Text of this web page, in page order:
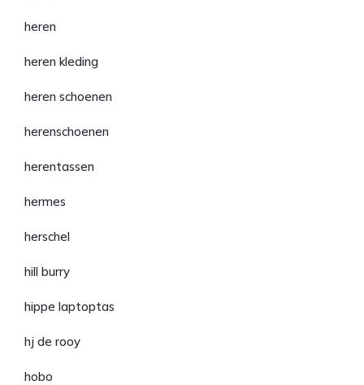
heren
heren kleding
heren schoenen
herenschoenen
herentassen
hermes
herschel
hill burry
hippe laptoptas
hj de rooy
hobo